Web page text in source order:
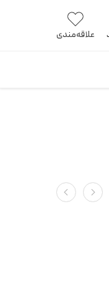
از سایت
علاقه‌مندی